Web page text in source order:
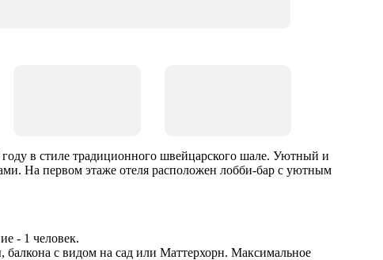
в стиле традиционного швейцарского шале. Уютный и
На первом этаже отеля расположен лобби-бар с уютным
- 1 человек.
с видом на сад или Маттерхорн. Максимальное